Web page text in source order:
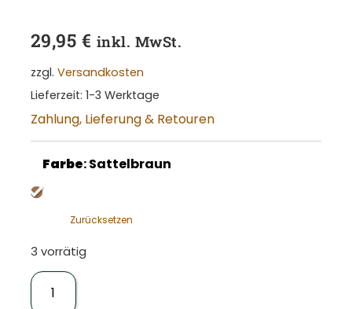
29,95 € inkl. MwSt.
zzgl. Versandkosten
Lieferzeit: 1-3 Werktage
Zahlung, Lieferung & Retouren
Farbe:Sattelbraun
Zurücksetzen
3 vorrätig